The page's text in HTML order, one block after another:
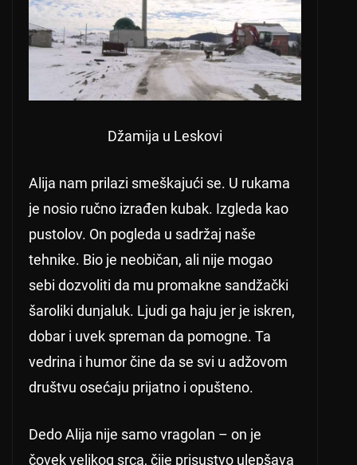
Džamija u Leskovi
Alija nam prilazi smeškajući se. U rukama
je nosio ručno izrađen kubak. Izgleda kao
pustolov. On pogleda u sadržaj naše
tehnike. Bio je neobičan, ali nije mogao
sebi dozvoliti da mu promakne sandžački
šaroliki dunjaluk. Ljudi ga haju jer je iskren,
dobar i uvek spreman da pomogne. Ta
vedrina i humor čine da se svi u adžovom
društvu osećaju prijatno i opušteno.
Dedo Alija nije samo vragolan – on je
čovek velikog srca, čije prisustvo ulepšava